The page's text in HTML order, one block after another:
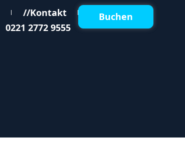
//Kontakt
0221 2772 9555
Buchen